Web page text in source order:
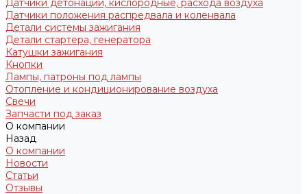
Датчики детонации, кислородные, расхода воздуха
Датчики положения распредвала и коленвала
Детали системы зажигания
Детали стартера, генератора
Катушки зажигания
Кнопки
Лампы, патроны под лампы
Отопление и кондиционирование воздуха
Свечи
Запчасти под заказ
О компании
Назад
О компании
Новости
Статьи
Отзывы